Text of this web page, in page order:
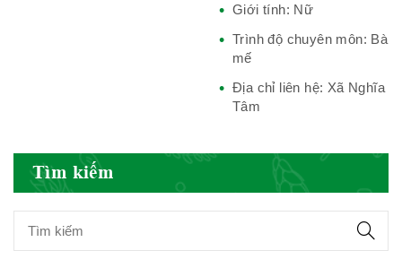
Giới tính: Nữ
Trình độ chuyên môn: Bà
mế
Địa chỉ liên hệ: Xã Nghĩa
Tâm
Tìm kiếm
Hội Đông Y Tỉnh Yên Bái